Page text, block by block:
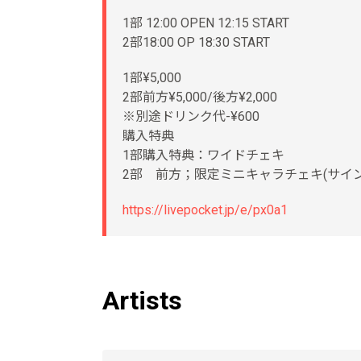
1部 12:00 OPEN 12:15 START
2部18:00 OP 18:30 START
1部¥5,000
2部前方¥5,000/後方¥2,000
※別途ドリンク代-¥600
購入特典
1部購入特典：ワイドチェキ
2部 前方；限定ミニキャラチェキ(サイ
https://livepocket.jp/e/px0a1
Artists